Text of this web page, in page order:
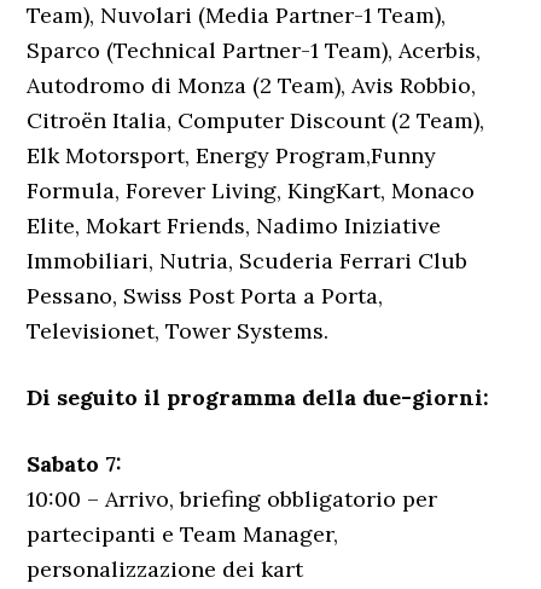
Team), Nuvolari (Media Partner-1 Team),
Sparco (Technical Partner-1 Team), Acerbis,
Autodromo di Monza (2 Team), Avis Robbio,
Citroën Italia, Computer Discount (2 Team),
Elk Motorsport, Energy Program,Funny
Formula, Forever Living, KingKart, Monaco
Elite, Mokart Friends, Nadimo Iniziative
Immobiliari, Nutria, Scuderia Ferrari Club
Pessano, Swiss Post Porta a Porta,
Televisionet, Tower Systems.
Di seguito il programma della due-giorni:
Sabato 7:
10:00 – Arrivo, briefing obbligatorio per
partecipanti e Team Manager,
personalizzazione dei kart